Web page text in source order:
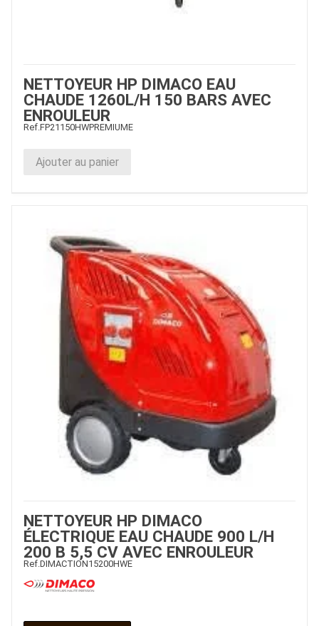
NETTOYEUR HP DIMACO EAU
CHAUDE 1260L/H 150 BARS AVEC
ENROULEUR
Ref. FP21150HWPREMIUME
Ajouter au panier
NETTOYEUR HP DIMACO
ÉLECTRIQUE EAU CHAUDE 900 L/H
200 B 5,5 CV AVEC ENROULEUR
Ref. DIMACTION15200HWE